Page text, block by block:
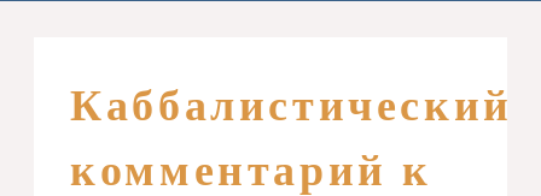
Каббалистический
комментарий к